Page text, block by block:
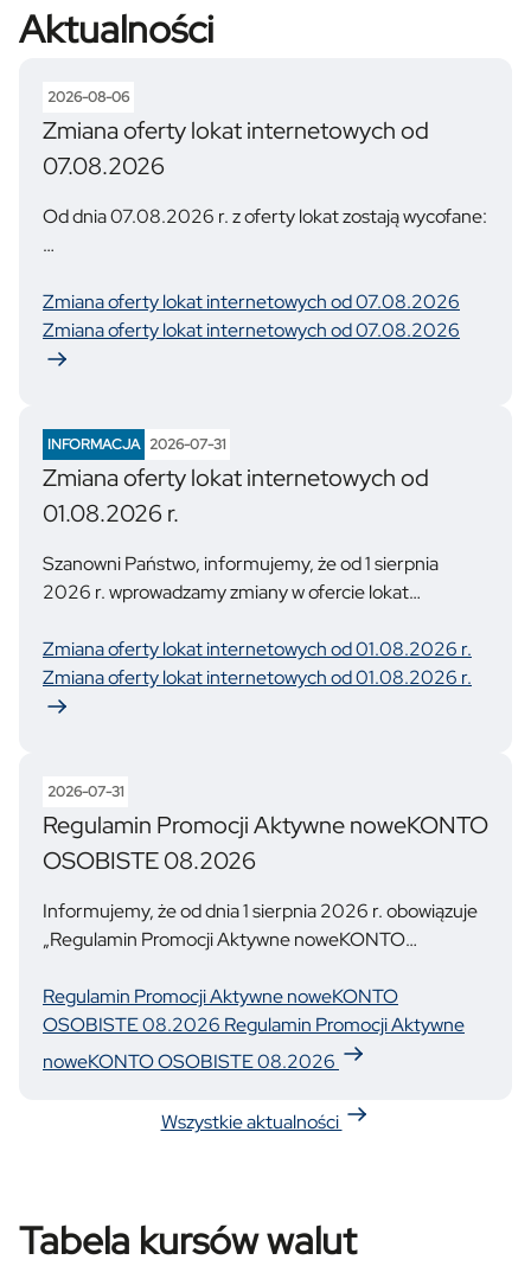
Aktualności
2026-08-06
Zmiana oferty lokat internetowych od
07.08.2026
Od dnia 07.08.2026 r. z oferty lokat zostają wycofane:
NOWYdepozyt 6M ZYSK
NOWYdepozyt 6M
Zmiana oferty lokat internetowych od 07.08.2026
Zmiana oferty lokat internetowych od 07.08.2026
INFORMACJA 2026-07-31
Zmiana oferty lokat internetowych od
01.08.2026 r.
Szanowni Państwo, informujemy, że od 1 sierpnia
2026 r. wprowadzamy zmiany w ofercie lokat
bankowości elektronicznej bankNOWY24.
Najważniejsze zmiany w ofercie:
NOWYdepozyt 3M START – oprocentowanie lokaty
wynosić będzie 5,5% w skali roku.
Oferta na nowe środki:
NOWYdepozyt 3M ZYSK – oprocentowanie lokaty
wynosić będzie 5,2% w skali roku.
Doprecyzowanie warunków dla nowych klientów:
Z dniem 1 sierpnia 2026 r. aktualizujemy również
warunki skorzystania z oferty powitalnej. Z lokaty dla
nowych klientów będą mogły skorzystać osoby, które
przez co najmniej 6 ostatnich miesięcy nie posiadały w
naszym banku konta osobistego, oszczędnościowego
produktów określają Regulamin oferty oraz Tabela
Zmiana oferty lokat internetowych od 01.08.2026 r.
Zmiana oferty lokat internetowych od 01.08.2026 r.
2026-07-31
Regulamin Promocji Aktywne noweKONTO
OSOBISTE 08.2026
Informujemy, że od dnia 1 sierpnia 2026 r. obowiązuje
„Regulamin Promocji Aktywne noweKONTO
Regulamin Promocji Aktywne noweKONTO
OSOBISTE 08.2026 Regulamin Promocji Aktywne
noweKONTO OSOBISTE 08.2026
Wszystkie aktualności
Tabela kursów walut